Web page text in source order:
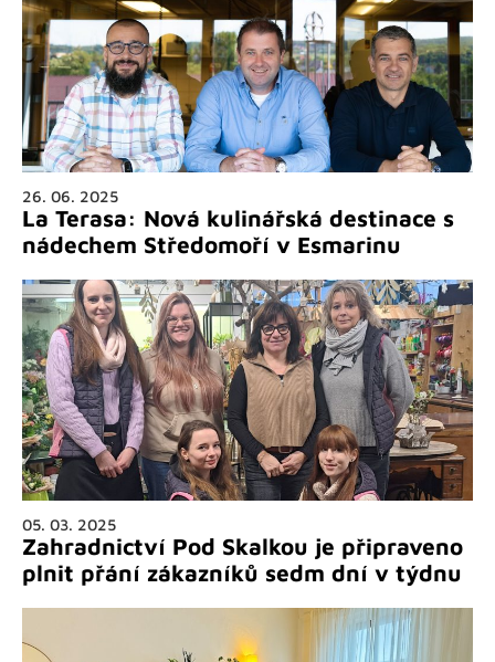
26. 06. 2025
La Terasa: Nová kulinářská destinace s
nádechem Středomoří v Esmarinu
05. 03. 2025
Zahradnictví Pod Skalkou je připraveno
plnit přání zákazníků sedm dní v týdnu